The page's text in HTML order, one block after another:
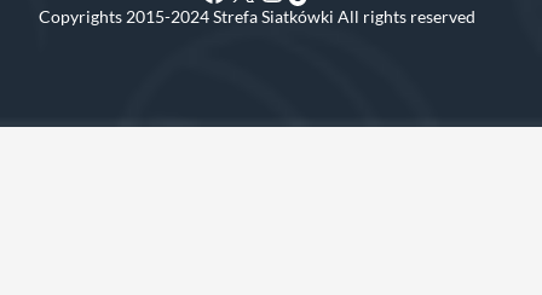
Copyrights 2015-2024 Strefa Siatkówki All rights reserved